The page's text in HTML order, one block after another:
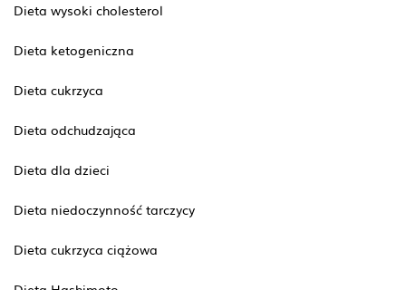
Dieta wysoki cholesterol
Dieta ketogeniczna
Dieta cukrzyca
Dieta odchudzająca
Dieta dla dzieci
Dieta niedoczynność tarczycy
Dieta cukrzyca ciążowa